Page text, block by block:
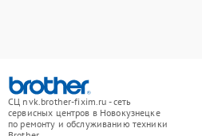
СЦ nvk.brother-fixim.ru - сеть
сервисных центров в Новокузнецке
по ремонту и обслуживанию техники